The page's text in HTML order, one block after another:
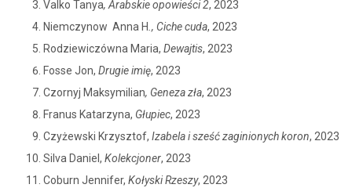
Valko Tanya, Arabskie opowieści 2, 2023
Niemczynow Anna H., Ciche cuda, 2023
Rodziewiczówna Maria, Dewajtis, 2023
Fosse Jon, Drugie imię, 2023
Czornyj Maksymilian, Geneza zła, 2023
Franus Katarzyna, Głupiec, 2023
Czyżewski Krzysztof, Izabela i sześć zaginionych koron, 2023
Silva Daniel, Kolekcjoner, 2023
Coburn Jennifer, Kołyski Rzeszy, 2023